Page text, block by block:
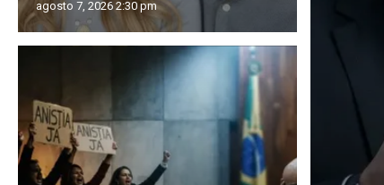
agosto 7, 2026 2:30 pm